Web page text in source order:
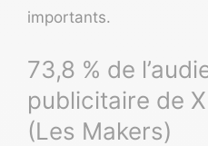
importants.
73,8 % de
publicitaire de
(Les Makers)